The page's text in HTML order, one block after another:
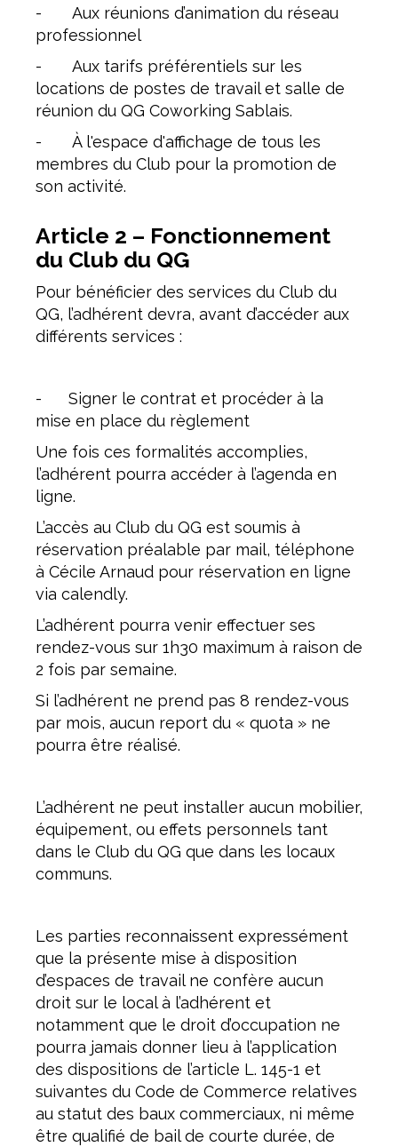
- Aux réunions d’animation du réseau
professionnel
- Aux tarifs préférentiels sur les
locations de postes de travail et salle de
réunion du QG Coworking Sablais.
- À l'espace d'affichage de tous les
membres du Club pour la promotion de
son activité.
Article 2 – Fonctionnement
du Club du QG
Pour bénéficier des services du Club du
QG, l’adhérent devra, avant d’accéder aux
différents services :
- Signer le contrat et procéder à la
mise en place du règlement
Une fois ces formalités accomplies,
l’adhérent pourra accéder à l’agenda en
ligne.
L’accès au Club du QG est soumis à
réservation préalable par mail, téléphone
à Cécile Arnaud pour réservation en ligne
via calendly.
L’adhérent pourra venir effectuer ses
rendez-vous sur 1h30 maximum à raison de
2 fois par semaine.
Si l’adhérent ne prend pas 8 rendez-vous
par mois, aucun report du « quota » ne
pourra être réalisé.
L’adhérent ne peut installer aucun mobilier,
équipement, ou effets personnels tant
dans le Club du QG que dans les locaux
communs.
Les parties reconnaissent expressément
que la présente mise à disposition
d’espaces de travail ne confère aucun
droit sur le local à l’adhérent et
notamment que le droit d’occupation ne
pourra jamais donner lieu à l’application
des dispositions de l’article L. 145-1 et
suivantes du Code de Commerce relatives
au statut des baux commerciaux, ni même
être qualifié de bail de courte durée, de